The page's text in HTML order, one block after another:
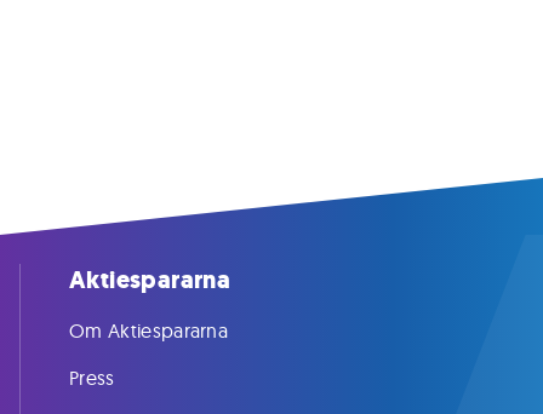
Aktiespararna
Om Aktiespararna
Press